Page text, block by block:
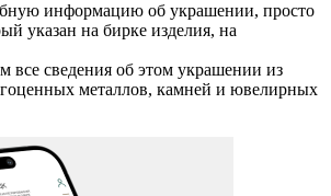
информацию об украшении, просто
указан на бирке изделия, на
все сведения об этом украшении из
металлов, камней и ювелирных